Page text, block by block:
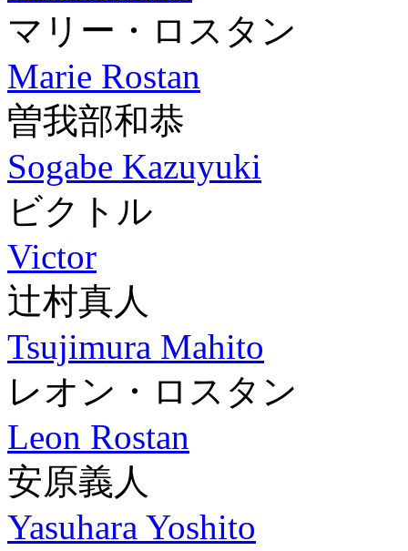
マリー・ロスタン
Marie Rostan
曽我部和恭
Sogabe Kazuyuki
ビクトル
Victor
辻村真人
Tsujimura Mahito
レオン・ロスタン
Leon Rostan
安原義人
Yasuhara Yoshito